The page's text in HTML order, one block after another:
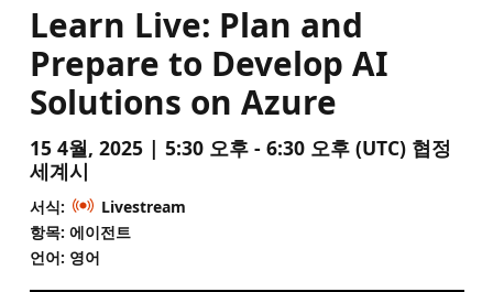
Learn Live: Plan and
Prepare to Develop AI
Solutions on Azure
15 4월, 2025 | 5:30 오후 - 6:30 오후 (UTC) 협정
세계시
서식:
Livestream
항목: 에이전트
언어: 영어